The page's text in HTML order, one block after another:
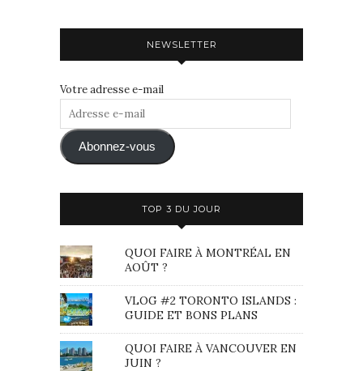
NEWSLETTER
Votre adresse e-mail
Adresse
mail Abonnez-vous
TOP 3 DU JOUR
QUOI FAIRE À MONTRÉAL EN
AOÛT ?
VLOG #2 TORONTO ISLANDS :
GUIDE ET BONS PLANS
QUOI FAIRE À VANCOUVER EN
JUIN ?